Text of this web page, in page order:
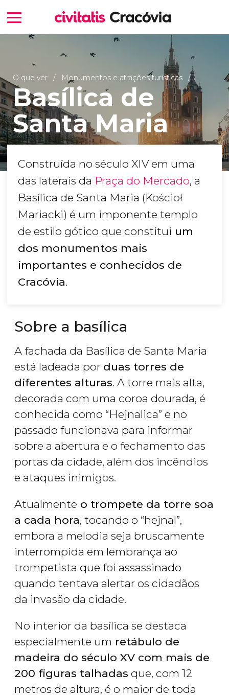
O que ver Monumentos e atrações turísticas
Basílica de
Santa Maria
Construída no século XIV em uma
das laterais da Praça do Mercado, a
Basílica de Santa Maria (Kościoł
Mariacki) é um imponente templo
de estilo gótico que constitui um
dos monumentos mais
importantes e conhecidos de
Cracóvia.
Sobre a basílica
A fachada da Basílica de Santa Maria
está ladeada por duas torres de
diferentes alturas. A torre mais alta,
decorada com uma coroa dourada, é
conhecida como “Hejnalica” e no
passado funcionava para informar
sobre a abertura e o fechamento das
portas da cidade, além dos incêndios
e ataques inimigos.
Atualmente o trompete da torre soa
a cada hora, tocando o “hejnal”,
embora a melodia seja bruscamente
interrompida em lembrança ao
trompetista que foi assassinado
quando tentava alertar os cidadãos
da invasão da cidade.
No interior da basílica se destaca
especialmente um retábulo de
madeira do século XV com mais de
200 figuras talhadas que, com 12
metros de altura, é o maior de toda